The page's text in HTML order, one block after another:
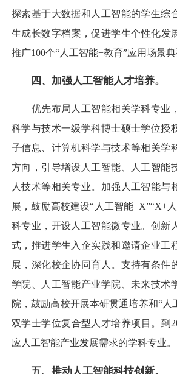
探索基于大数据和人工智能的学生综
生成长数字档案，促进学生个性化发
推广100个“人工智能+教育”应用场景典
四、加强人工智能人才培养。
优先布局人工智能相关学科专业
科学与技术一级学科博士硕士学位授
子信息、计算机科学与技术等相关学
方向，引导增设人工智能、人工智能
人技术等相关专业。加强人工智能与
展，鼓励高校建设“人工智能+X”“X+
科专业，开设人工智能微专业。创新
式，推进学生入企实践和邀请企业工
展，深化校企协同育人。支持有条件
学院、人工智能产业学院、未来技术
院，鼓励高校开展本研贯通培养和“人
双学士学位复合型人才培养项目。到
应人工智能产业发展需求的学科专业。
五、推动人工智能科技创新。